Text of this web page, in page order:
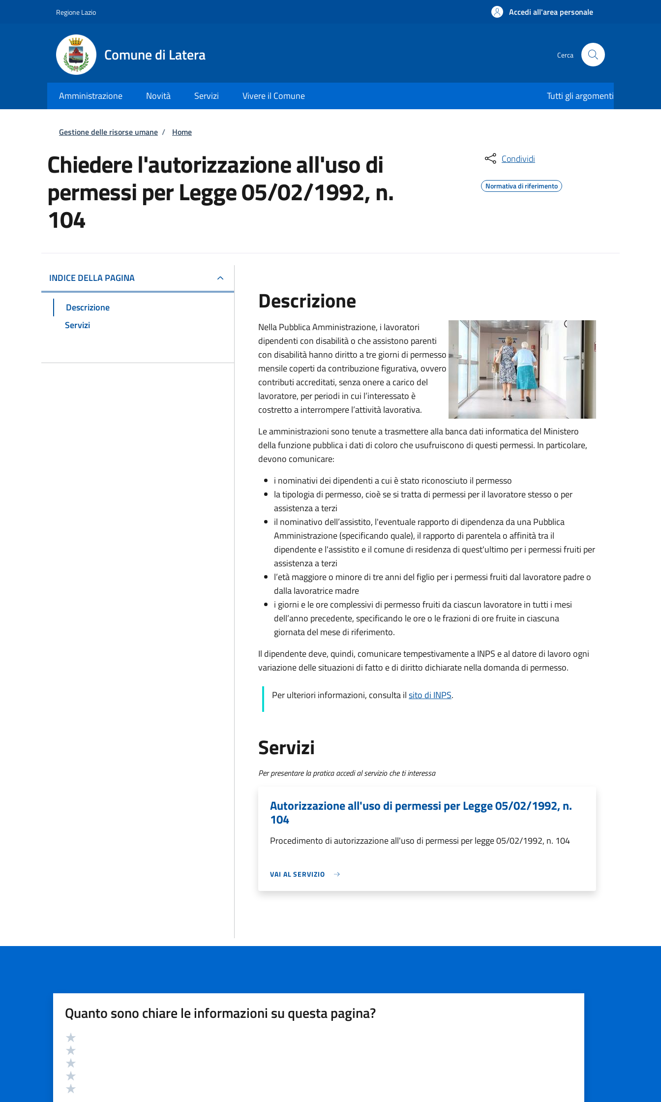
Regione Lazio Accedi all'area personale
Comune di Latera Cerca
Amministrazione Novità Servizi Vivere il Comune Tutti gli argomenti
Briciole di pane
Gestione delle risorse umane / Home
Chiedere l'autorizzazione all'uso di
permessi per Legge 05/02/1992, n.
104
Condividi
Normativa di riferimento
INDICE DELLA PAGINA
Descrizione
Servizi
Descrizione
Nella Pubblica Amministrazione, i lavoratori
dipendenti con disabilità o che assistono parenti
con disabilità hanno diritto a tre giorni di permesso
mensile coperti da contribuzione figurativa, ovvero
contributi accreditati, senza onere a carico del
lavoratore, per periodi in cui l’interessato è
costretto a interrompere l’attività lavorativa.
Le amministrazioni sono tenute a trasmettere alla banca dati informatica del Ministero
della funzione pubblica i dati di coloro che usufruiscono di questi permessi. In particolare,
devono comunicare:
i nominativi dei dipendenti a cui è stato riconosciuto il permesso
la tipologia di permesso, cioè se si tratta di permessi per il lavoratore stesso o per
assistenza a terzi
il nominativo dell’assistito, l'eventuale rapporto di dipendenza da una Pubblica
Amministrazione (specificando quale), il rapporto di parentela o affinità tra il
dipendente e l'assistito e il comune di residenza di quest'ultimo per i permessi fruiti per
assistenza a terzi
l’età maggiore o minore di tre anni del figlio per i permessi fruiti dal lavoratore padre o
dalla lavoratrice madre
i giorni e le ore complessivi di permesso fruiti da ciascun lavoratore in tutti i mesi
dell’anno precedente, specificando le ore o le frazioni di ore fruite in ciascuna
giornata del mese di riferimento.
Il dipendente deve, quindi, comunicare tempestivamente a INPS e al datore di lavoro ogni
variazione delle situazioni di fatto e di diritto dichiarate nella domanda di permesso.
Per ulteriori informazioni, consulta ilsito di INPS.
Servizi
Per presentare la pratica accedi al servizio che ti interessa
Autorizzazione all'uso di permessi per Legge 05/02/1992, n.
104
Procedimento di autorizzazione all'uso di permessi per legge 05/02/1992, n. 104
VAI AL SERVIZIO
Quanto sono chiare le informazioni su questa pagina?
Valutazione